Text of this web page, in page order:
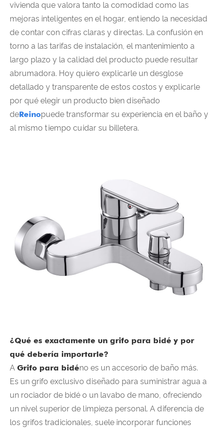
vivienda que valora tanto la comodidad como las
mejoras inteligentes en el hogar, entiendo la necesidad
de contar con cifras claras y directas. La confusión en
torno a las tarifas de instalación, el mantenimiento a
largo plazo y la calidad del producto puede resultar
abrumadora. Hoy quiero explicarle un desglose
detallado y transparente de estos costos y explicarle
por qué elegir un producto bien diseñado
deReinopuede transformar su experiencia en el baño y
al mismo tiempo cuidar su billetera.
¿Qué es exactamente un grifo para bidé y por
qué debería importarle?
A Grifo para bidéno es un accesorio de baño más.
Es un grifo exclusivo diseñado para suministrar agua a
un rociador de bidé o un lavabo de mano, ofreciendo
un nivel superior de limpieza personal. A diferencia de
los grifos tradicionales, suele incorporar funciones